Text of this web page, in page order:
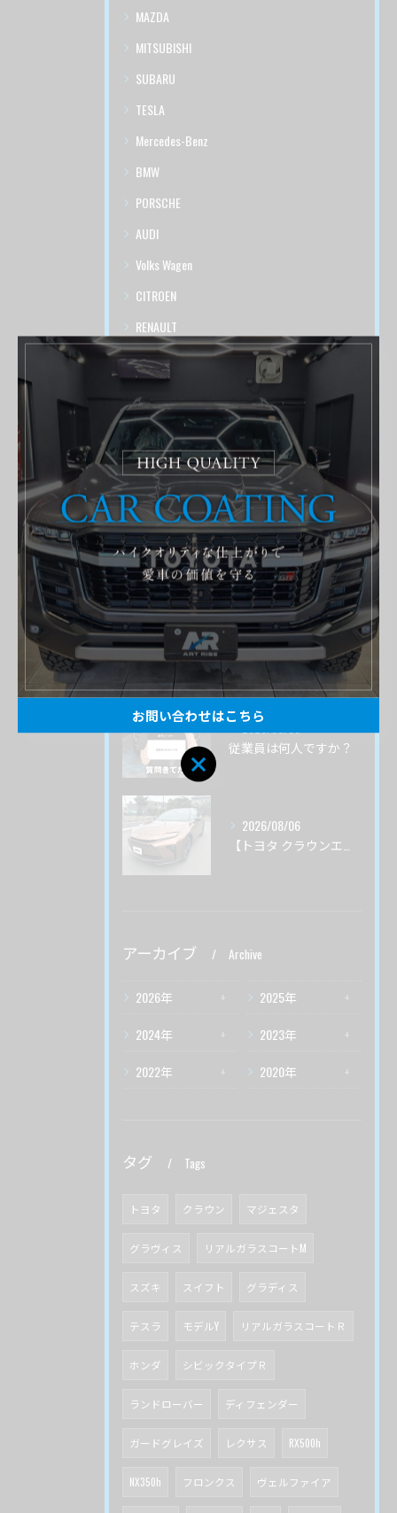
MAZDA
MITSUBISHI
SUBARU
TESLA
Mercedes-Benz
BMW
PORSCHE
AUDI
Volks Wagen
CITROEN
RENAULT
LAND ROVER
DADG
施工事例
ショート動画
最近の投稿 Recent Posts
2026/08/07
【トヨタ クラウンエステート】♯４ ガードグレイズ ボディ磨き 茨城県土浦市より
2026/08/06
従業員は何人ですか？
2026/08/06
アーカイブ Archive
2026年
2025年
2024年
2023年
2022年
2020年
タグ Tags
トヨタ クラウン マジェスタ
グラヴィス リアルガラスコートM
スズキ スイフト グラディス
テスラ モデルY リアルガラスコートＲ
ホンダ シビックタイプＲ
ランドローバー ディフェンダー
ガードグレイズ レクサス RX500h
NX350h フロンクス ヴェルファイア
お問い合わせはこちら